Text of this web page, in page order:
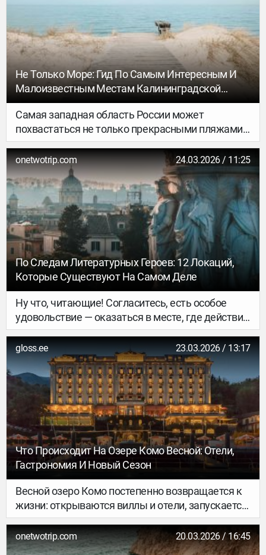
пенистые волны по несколько метров в высоту,
разноцветные реки кипятка и пляжи с
магнитным песком.
Не Только Море: Гид По Самым Интересным И
Малоизвестным Местам Калининградской
Области
Самая западная область России может
похвастаться не только прекрасными пляжами и
уютными курортными городками, но и
множеством исторических памятников и
удивительных природных уголков,
разбросанных по её территории. Приглашаем
вас в путешествие по малоизвестным местам
Калининградской области.
onetwotrip.com 24.03.2026 / 11:25
По Следам Литературных Героев: 12 Локаций,
Которые Существуют На Самом Деле
Ну что, читающие! Согласитесь, есть особое
удовольствие — оказаться в месте, где действие
любимой книги происходит по реальным
координатам. Пятигорск, Петербург, Стамбул
или Дублин — все эти города исхожены
литературными героями. Вполне себе
альтернатива классическим путеводителям!
gloss.ee 23.03.2026 / 13:17
Что Происходит На Озере Комо Весной: Отели,
Гастрономия И Новый Сезон
Весной озеро Комо постепенно возвращается к
жизни: открываются виллы и отели, запускается
навигация, набережные снова наполняются
людьми. Сезон здесь начинается в начале
апреля — именно в это время регион входит в
onetwotrip.com 20.03.2026 / 16:45